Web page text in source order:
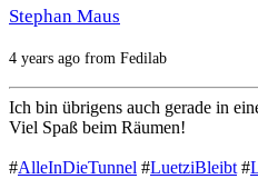
Stephan Maus
4 years ago from Fedilab
Ich bin übrigens auch gerade in
Viel Spaß beim Räumen!
#AlleInDieTunnel #LuetziBleibt #